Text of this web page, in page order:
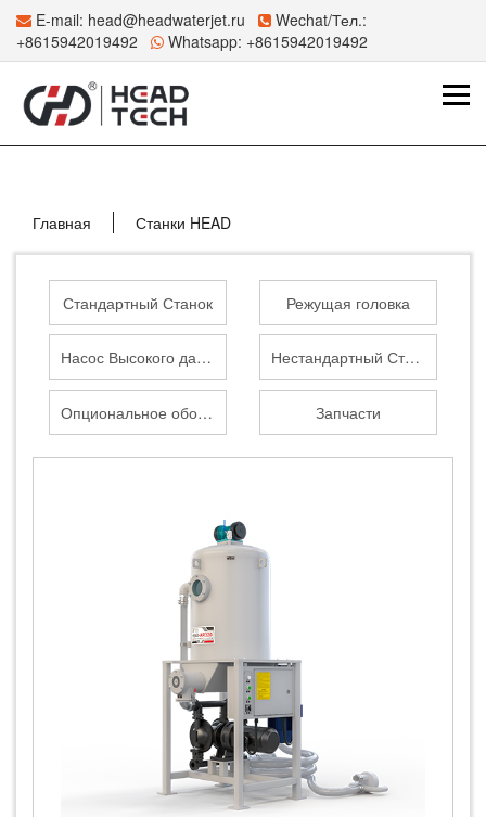
E-mail: head@headwaterjet.ru
Wechat/Тел.:
+8615942019492
Whatsapp: +8615942019492
Главная Станки HEAD
Стандартный Станок Режущая головка
Насос Высокого давления Нестандартный Станок
Опциональное оборудование Запчасти